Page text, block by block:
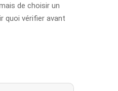
de choisir un
quoi vérifier avant